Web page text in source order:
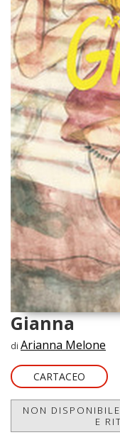
Gianna
di Arianna Melone
CARTACEO
NON
E